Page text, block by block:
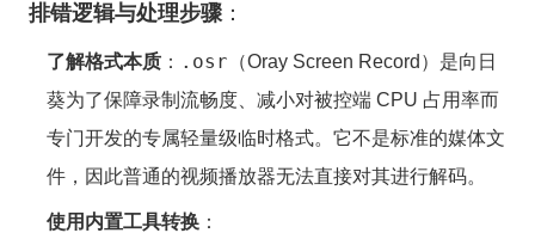
排错逻辑与处理步骤：
了解格式本质 ： .osr （Oray Screen Record）是向日
葵为了保障录制流畅度、减小对被控端 CPU 占用率而
专门开发的专属轻量级临时格式。它不是标准的媒体文
件，因此普通的视频播放器无法直接对其进行解码。
使用内置工具转换 ：